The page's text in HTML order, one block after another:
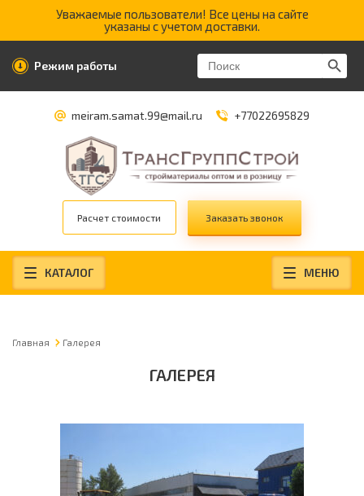
Уважаемые пользователи! Все цены на сайте
указаны с учетом доставки.
Режим работы
Search
for:
Search
meiram.samat.99@mail.ru +77022695829
Расчет стоимости Заказать звонок
КАТАЛОГ МЕНЮ
Главная Галерея
ГАЛЕРЕЯ